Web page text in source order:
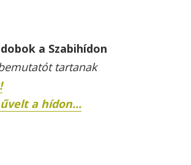
a Szabihídon
tartanak
a hídon...